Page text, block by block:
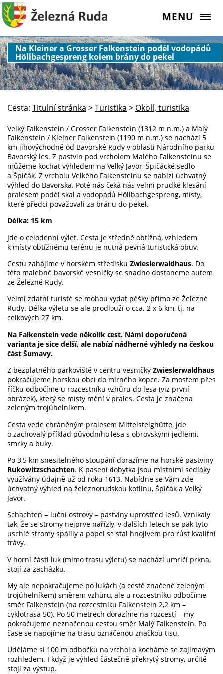
MENU
Na Kleiner a Grosser Falkenstein podél vodopádů
Höllbachgespreng kolem brány do pekel
Cesta: Titulní stránka >Turistika > Okolí, turistika
Velký Falkenstein / Grosser Falkenstein (1312 m n.m.) a Malý
Falkenstein / Kleiner Falkenstein (1190 m n.m.) se nachází 5
km jihovýchodně od Bavorské Rudy v oblasti Národního parku
Bavorský les. Z pastvin pod vrcholem Malého Falkensteinu se
můžeme kochat výhledem na Velký Javor, Špičácké sedlo
a Špičák. Z vrcholu Velkého Falkensteinu se nabízí úchvatný
výhled do Bavorska. Poté nás čeká nás velmi prudké klesání
pralesem podél skal a vodopádů Höllbachgespreng, místy,
které předci považovali za bránu do pekel.
Délka: 15 km
Jde o celodenní výlet. Cesta je středně obtížná, vzhledem
k místy obtížnému terénu je nutná pevná turistická obuv.
Cestu zahájíme v horském středisku Zwieslerwaldhaus. Do
této malebné bavorské vesničky se snadno dostaneme autem
ze Železné Rudy.
Velmi zdatní turisté se mohou vydat pěšky přímo ze Železné
Rudy. Délka výletu se ale prodlouží o cca. 2 x 6 km, tj. na
celkových 27 km.
Na Falkenstein vede několik cest. Námi doporučená
varianta je sice delší, ale nabízí nádherné výhledy na českou
část Šumavy.
Z bezplatného parkoviště v centru vesničky Zwieslerwaldhaus
pokračujeme horskou obcí do mírného kopce. Za mostem přes
říčku odbočíme u rozcestníku vzhůru do lesa (viz první
obrázek), který se místy mění v prales. Cesta je značena
zeleným trojúhelníkem.
Cesta vede chráněným pralesem Mittelsteighütte, jde
o zachovalý příklad původního lesa s obrovskými jedlemi,
smrky a buky.
Po 3,5 km snesitelného stoupání dorazíme na horské pastviny
Rukowitzschachten. K pasení dobytka jsou místními sedláky
využívány údajně už od roku 1613. Nabídne se Vám zde
úchvatný výhled na železnorudskou kotlinu, Špičák a Velký
Javor.
Schachten = luční ostrovy – pastviny uprostřed lesů. Vznikaly
tak, že se stromy nejprve nařízly, v dalších letech se pak tyto
uschlé stromy spálily a popel se stal hnojivem pro růst kvalitní
trávy.
V horní části luk (mimo trasu výletu) se nachází umrlčí prkna,
stojí za zacházku.
My ale nepokračujeme po lukách (a cestě značené zeleným
trojúhelníkem) směrem vzhůru, ale u rozcestníku odbočíme
směr Falkenstein (na rozcestníku Falkenstein 2,2 km –
cyklotrasa 50). Po 50 metrech dorazíme na rozcestí – my
pokračujeme neznačenou cestou směr Malý Falkenstein. Po
čase se napojíme na trasu označenou značkou tisu.
Uděláme si 100 m odbočku na vrchol a kocháme se zajímavým
rozhledem. I když je výhled částečně překrytý stromy, určitě
stojí za výstup.